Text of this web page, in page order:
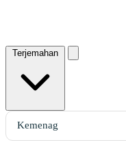
Terjemahan